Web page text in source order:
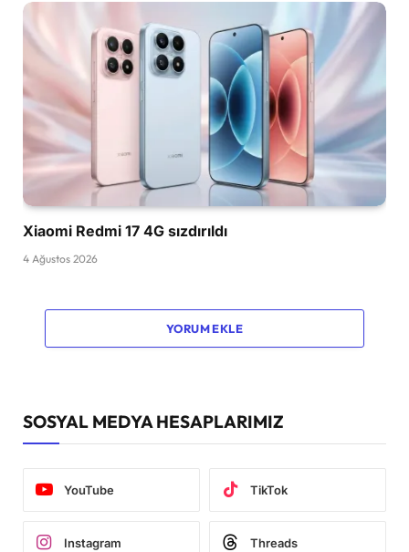
Xiaomi Redmi 17 4G sızdırıldı
4 Ağustos 2026
YORUM EKLE
SOSYAL MEDYA HESAPLARIMIZ
YouTube TikTok
Instagram Threads